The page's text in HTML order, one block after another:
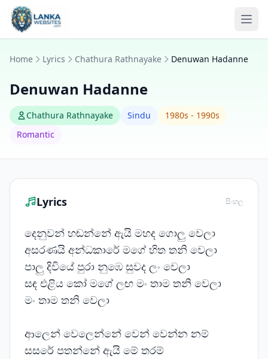
Skip to content
Home Lyrics Chathura Rathnayake Denuwan Hadanne
Denuwan Hadanne
Chathura Rathnayake Sindu
1980s - 1990s
Romantic
Lyrics සිංහල
දෙනුවන් හඬන්නේ ඇයි මහද ගොලු වෙලා
අසරණයි අන්ධකාරේ මගේ හිත තනි වෙලා
පාලු දිවියේ පුරා නුඹෙ සුවද ලං වෙලා
සඳ එළිය කෝ මගේ ලඟ මං තාම තනි වෙලා
මං තාම තනි වෙලා
ආලෙන් වෙලෙන්නේ වෙන් වෙන්න නම්
සසරේ පතන්නේ ඇයි මේ තරම්